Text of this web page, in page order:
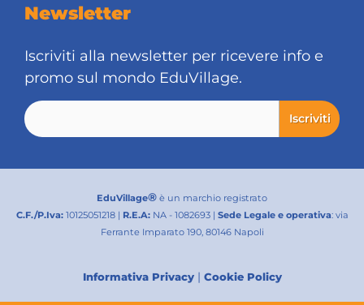
Newsletter
Iscriviti alla newsletter per ricevere info e
promo sul mondo EduVillage.
EduVillage® è un marchio registrato
C.F./P.Iva: 10125051218 | R.E.A: NA - 1082693 | Sede Legale e operativa: via
Ferrante Imparato 190, 80146 Napoli
Informativa Privacy| Cookie Policy